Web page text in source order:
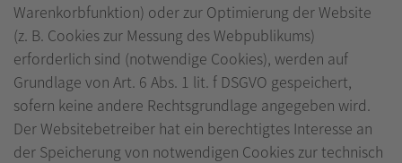
Warenkorbfunktion) oder zur Optimierung der Website
(z. B. Cookies zur Messung des Webpublikums)
erforderlich sind (notwendige Cookies), werden auf
Grundlage von Art. 6 Abs. 1 lit. f DSGVO gespeichert,
sofern keine andere Rechtsgrundlage angegeben wird.
Der Websitebetreiber hat ein berechtigtes Interesse an
der Speicherung von notwendigen Cookies zur technisch